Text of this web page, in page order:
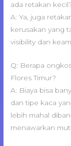
ada retakan
A: Ya, juga
kerusakan yang
visibility dan
Q: Berapa
Flores Timur?
A: Biaya bisa
dan tipe kaca
lebih mahal
menawarkan